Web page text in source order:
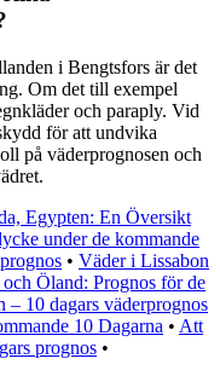
i Bengtsfors är det
Om det till exempel
och paraply. Vid
för att undvika
på väderprognosen och
Egypten: En Översikt
under de kommande
• Väder i Lissabon
Öland: Prognos för de
10 dagars väderprognos
10 Dagarna • Att
prognos •